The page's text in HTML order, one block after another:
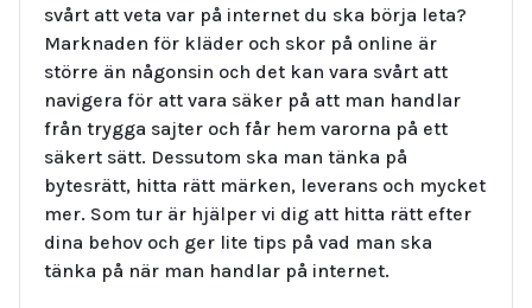
svårt att veta var på internet du ska börja leta?
Marknaden för kläder och skor på online är
större än någonsin och det kan vara svårt att
navigera för att vara säker på att man handlar
från trygga sajter och får hem varorna på ett
säkert sätt. Dessutom ska man tänka på
bytesrätt, hitta rätt märken, leverans och mycket
mer. Som tur är hjälper vi dig att hitta rätt efter
dina behov och ger lite tips på vad man ska
tänka på när man handlar på internet.